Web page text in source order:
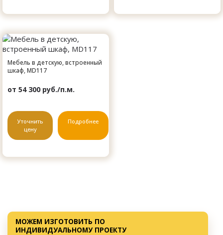
Мебель в детскую, встроенный
шкаф, MD117
от 54 300 руб./п.м.
Уточнить
цену
Подробнее
МОЖЕМ ИЗГОТОВИТЬ ПО
ИНДИВИДУАЛЬНОМУ ПРОЕКТУ